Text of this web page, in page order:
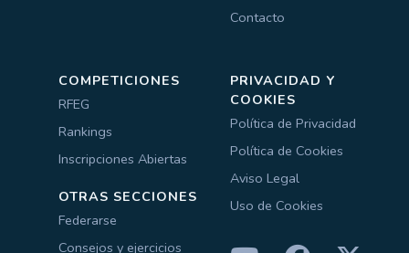
Contacto
COMPETICIONES
RFEG
Rankings
Inscripciones Abiertas
OTRAS SECCIONES
Federarse
Consejos y ejercicios
PRIVACIDAD Y
COOKIES
Política de Privacidad
Política de Cookies
Aviso Legal
Uso de Cookies